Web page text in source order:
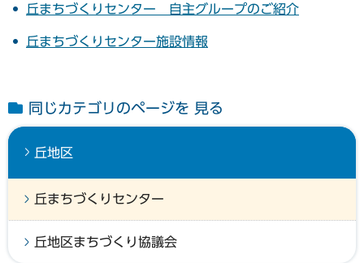
丘まちづくりセンター 自主グループのご紹介
丘まちづくりセンター施設情報
同じカテゴリのページを 見る
丘地区
丘まちづくりセンター
丘地区まちづくり協議会